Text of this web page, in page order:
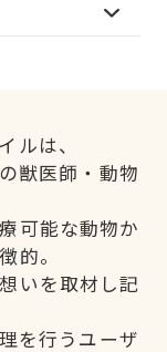
ルは、
獣医師・動物
可能な動物か
的。
いを取材し記
を行うユーザ